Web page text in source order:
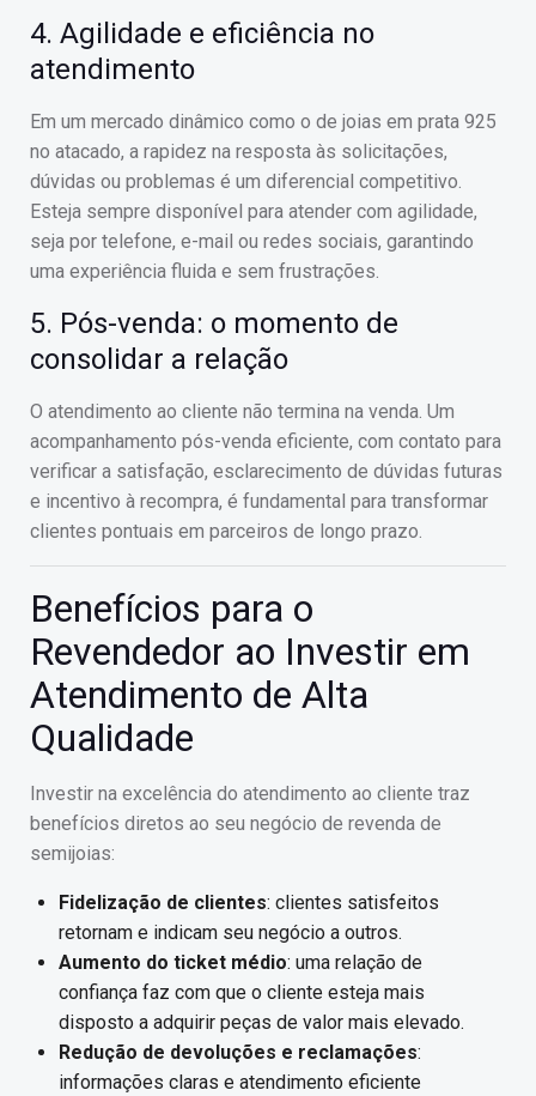
4. Agilidade e eficiência no
atendimento
Em um mercado dinâmico como o de joias em prata 925
no atacado, a rapidez na resposta às solicitações,
dúvidas ou problemas é um diferencial competitivo.
Esteja sempre disponível para atender com agilidade,
seja por telefone, e-mail ou redes sociais, garantindo
uma experiência fluida e sem frustrações.
5. Pós-venda: o momento de
consolidar a relação
O atendimento ao cliente não termina na venda. Um
acompanhamento pós-venda eficiente, com contato para
verificar a satisfação, esclarecimento de dúvidas futuras
e incentivo à recompra, é fundamental para transformar
clientes pontuais em parceiros de longo prazo.
Benefícios para o
Revendedor ao Investir em
Atendimento de Alta
Qualidade
Investir na excelência do atendimento ao cliente traz
benefícios diretos ao seu negócio de revenda de
semijoias:
Fidelização de clientes: clientes satisfeitos
retornam e indicam seu negócio a outros.
Aumento do ticket médio: uma relação de
confiança faz com que o cliente esteja mais
disposto a adquirir peças de valor mais elevado.
Redução de devoluções e reclamações:
informações claras e atendimento eficiente